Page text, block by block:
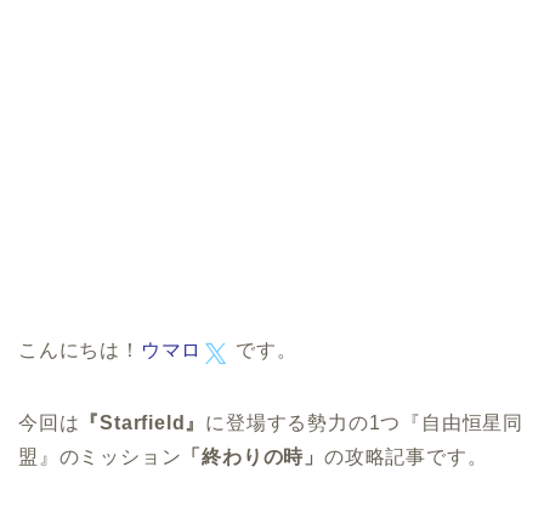
こんにちは！ ウマロ です。
今回は 『Starfield』 に登場する勢力の1つ『自由恒星同
盟』のミッション 「終わりの時」の攻略記事です。